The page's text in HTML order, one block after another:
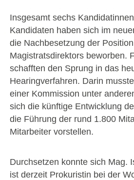
Insgesamt sechs
Kandidaten haben sich im
die Nachbesetzung der
Magistratsdirektors beworben.
schafften den Sprung in das
Hearingverfahren. Darin
einer Kommission unter
sich die künftige Entwicklung
die Führung der rund 1.800
Mitarbeiter vorstellen.
Durchsetzen konnte sich Mag.
ist derzeit Prokuristin bei der